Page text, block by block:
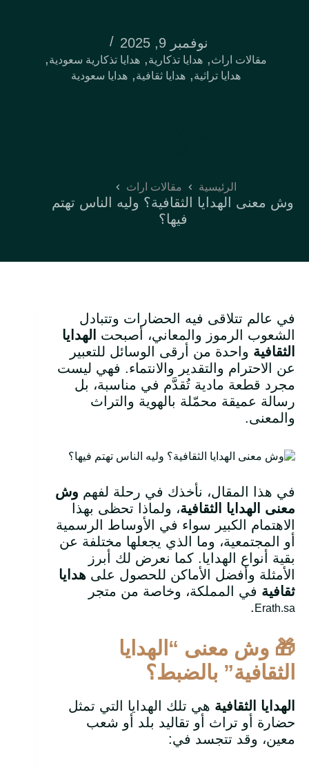
نوفمبر 9, 2025
مقالات اراث,هدايا تذكارية,هدايا تذكارية سعودية,
هدايا تراثية,هدايا ثقافية,هدايا سعودية
الرئيسية مقالات اراث
وش معنى الهدايا الثقافية؟ وليه الناس تهتم
فيها؟
في عالم تتلاقى فيه الحضارات وتتبادل
الشعوب الرموز والمعاني، أصبحت
الهدايا
الثقافية واحدة من أرقى الوسائل للتعبير
عن الاحترام والتقدير والانتماء. فهي ليست
مجرد قطعة مادية تُقدَّم في مناسبة، بل
رسالة عميقة محمّلة بالهوية والتراث
والمعنى.
في هذا المقال، نأخذك في رحلة لفهم وش
معنى الهدايا الثقافية، ولماذا تحظى بهذا
الاهتمام الكبير سواء في الأوساط الرسمية
أو المجتمعية، وما الذي يجعلها مختلفة عن
بقية أنواع الهدايا. كما نعرض لك أبرز
الأمثلة وأفضل الأماكن للحصول على هدايا
ثقافية في المملكة، وخاصة من متجر
Erath.sa
.
🎁 وش معنى “الهدايا
الثقافية” بالضبط؟
الهدايا الثقافية هي تلك الهدايا التي تمثل
حضارة أو تراث أو تقاليد بلد أو شعب
معين، وقد تتجسد في: